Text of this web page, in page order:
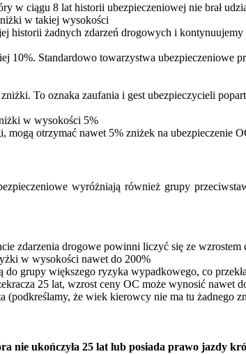
w ciągu 8 lat historii ubezpieczeniowej nie brał
w takiej wysokości
historii żadnych zdarzeń drogowych i
10%. Standardowo towarzystwa ubezpieczeniowe
To oznaka zaufania i gest ubezpieczycieli
w wysokości 5%
mogą otrzymać nawet 5% zniżek na ubezpieczenie
wyróżniają również grupy
zdarzenia drogowe powinni liczyć się ze wzrostem
w wysokości nawet do 200%
grupy większego ryzyka wypadkowego, co
25 lat, wzrost ceny OC może wynosić nawet
(podkreślamy, że wiek kierowcy nie ma tu żadnego
nie ukończyła 25 lat lub posiada prawo jazdy